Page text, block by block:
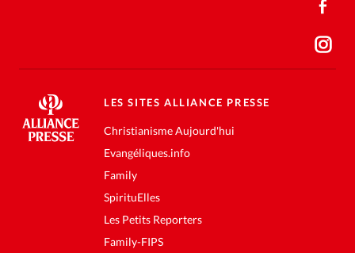
LES SITES ALLIANCE PRESSE
Christianisme Aujourd'hui
Evangéliques.info
Family
SpirituElles
Les Petits Reporters
Family-FIPS